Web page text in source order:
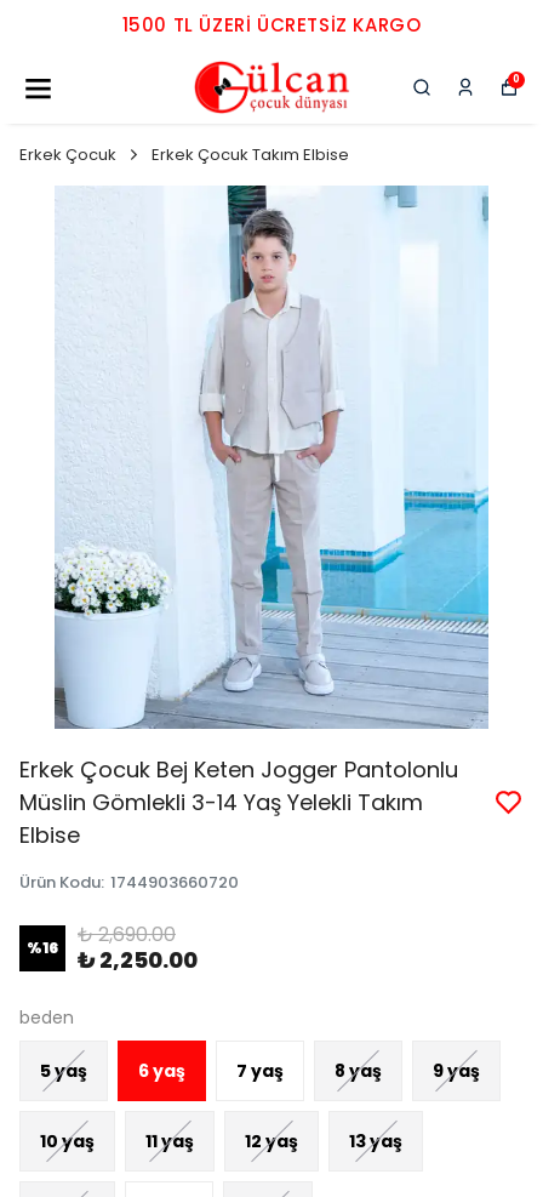
1500 TL ÜZERI ÜCRETSIZ KARGO
0
Erkek Çocuk Erkek Çocuk Takım Elbise
Erkek Çocuk Bej Keten Jogger Pantolonlu
Müslin Gömlekli 3-14 Yaş Yelekli Takım
Elbise
Ürün Kodu: 1744903660720
%16 ₺ 2,690.00
₺ 2,250.00
beden
5 yaş 6 yaş 7 yaş 8 yaş 9 yaş
10 yaş 11 yaş 12 yaş 13 yaş